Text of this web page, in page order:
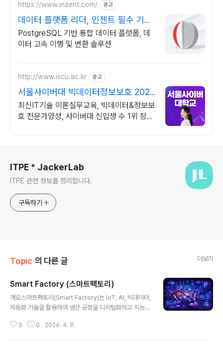
https://www.inzent.com/ 광고
데이터 플랫폼 리더, 인젠트 필수 기능
통합 제공
PostgreSQL 기반 통합 데이터 플랫폼, 데
이터 고속 이행 및 변환 솔루션
http://www.iscu.ac.kr 광고
서울사이버대 빅데이터정보보호 2026
가을학기 신편입생
최신IT기술 이론실무교육, 빅데이터&정보보
호 전문가양성, 사이버대 신입생 수 1위 장학
ITPE * JackerLab
ITPE 관련 정보를 정리합니다.
구독하기
Topic 의 다른 글 더보기
Smart Factory (스마트팩토리)
개요스마트팩토리(Smart Factory)는 IoT, AI, 빅데이터,
자동화 기술을 활용하여 생산 공정을 디지털화하고 지능적
(DX)을 대표하는 개념으로, 생산성 향상과 품질 개선, 비용
0 0 2026. 4. 9.